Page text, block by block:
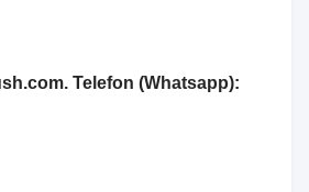
Telefon (Whatsapp):